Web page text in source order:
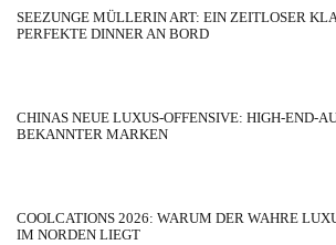
SEEZUNGE MÜLLERIN ART: EIN ZEITLOSER
PERFEKTE DINNER AN BORD
CHINAS NEUE LUXUS-OFFENSIVE: HIGH-END-
BEKANNTER MARKEN
COOLCATIONS 2026: WARUM DER WAHRE
IM NORDEN LIEGT